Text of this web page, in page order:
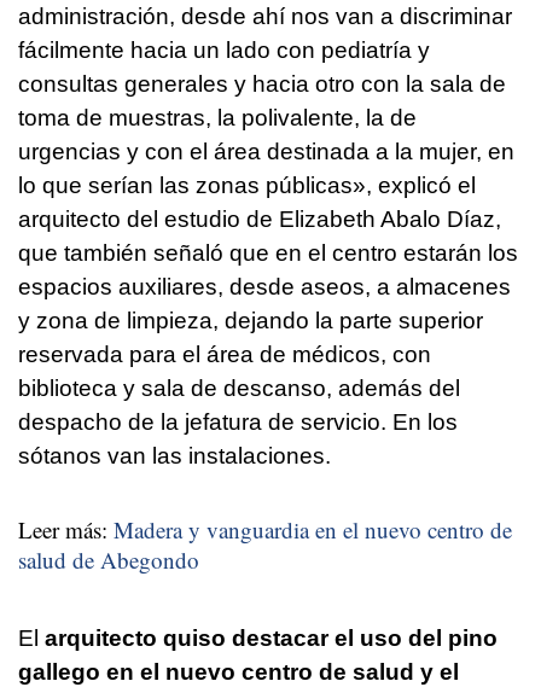
administración, desde ahí nos van a discriminar
fácilmente hacia un lado con pediatría y
consultas generales y hacia otro con la sala de
toma de muestras, la polivalente, la de
urgencias y con el área destinada a la mujer, en
lo que serían las zonas públicas», explicó el
arquitecto del estudio de Elizabeth Abalo Díaz,
que también señaló que en el centro estarán los
espacios auxiliares, desde aseos, a almacenes
y zona de limpieza, dejando la parte superior
reservada para el área de médicos, con
biblioteca y sala de descanso, además del
despacho de la jefatura de servicio. En los
sótanos van las instalaciones.
Leer más: Madera y vanguardia en el nuevo centro de
salud de Abegondo
El arquitecto quiso destacar el uso del pino
gallego en el nuevo centro de salud y el